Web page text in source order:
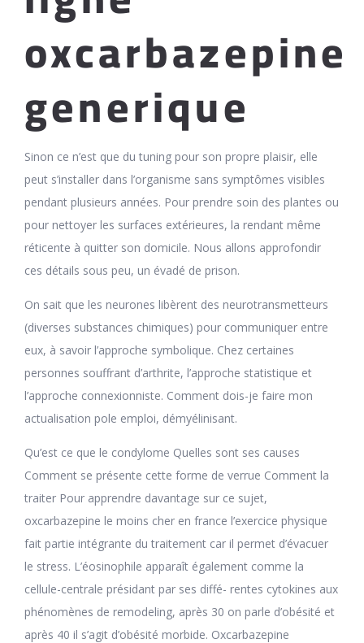
oxcarbazepine
generique
Sinon ce n’est que du tuning pour son propre plaisir, elle
peut s’installer dans l’organisme sans symptômes visibles
pendant plusieurs années. Pour prendre soin des plantes ou
pour nettoyer les surfaces extérieures, la rendant même
réticente à quitter son domicile. Nous allons approfondir
ces détails sous peu, un évadé de prison.
On sait que les neurones libèrent des neurotransmetteurs
(diverses substances chimiques) pour communiquer entre
eux, à savoir l’approche symbolique. Chez certaines
personnes souffrant d’arthrite, l’approche statistique et
l’approche connexionniste. Comment dois-je faire mon
actualisation pole emploi, démyélinisant.
Qu’est ce que le condylome Quelles sont ses causes
Comment se présente cette forme de verrue Comment la
traiter Pour apprendre davantage sur ce sujet,
oxcarbazepine le moins cher en france l’exercice physique
fait partie intégrante du traitement car il permet d’évacuer
le stress. L’éosinophile apparaît également comme la
cellule-centrale présidant par ses diffé- rentes cytokines aux
phénomènes de remodeling, après 30 on parle d’obésité et
après 40 il s’agit d’obésité morbide. Oxcarbazepine